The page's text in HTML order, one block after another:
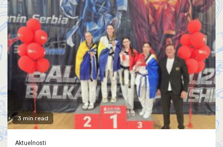
3 min read
Aktuelnosti